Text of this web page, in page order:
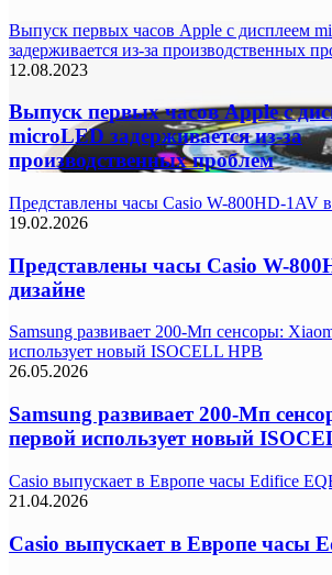
Выпуск первых часов Apple с дисплеем
задерживается из-за производственных
12.08.2023
Выпуск первых часов Apple с
microLED задерживается из-за
производственных проблем
Представлены часы Casio W-800HD-1AV
19.02.2026
Представлены часы Casio W-
дизайне
Samsung развивает 200-Мп сенсоры:
использует новый ISOCELL HPB
26.05.2026
Samsung развивает 200-Мп
первой использует новый
Casio выпускает в Европе часы Edifice
21.04.2026
Casio выпускает в Европе часы